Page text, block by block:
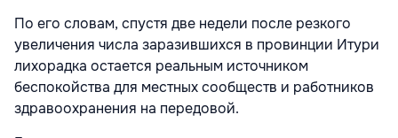
По его словам, спустя две недели после резкого
увеличения числа заразившихся в провинции Итури
лихорадка остается реальным источником
беспокойства для местных сообществ и работников
здравоохранения на передовой.